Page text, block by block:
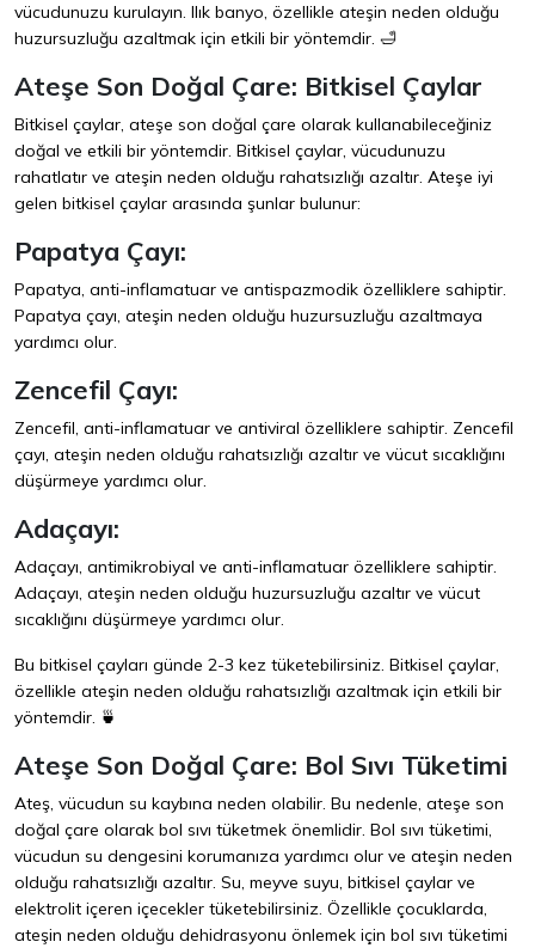
vücudunuzu kurulayın. Ilık banyo, özellikle ateşin neden olduğu
huzursuzluğu azaltmak için etkili bir yöntemdir. 🛁
Ateşe Son Doğal Çare: Bitkisel Çaylar
Bitkisel çaylar, ateşe son doğal çare olarak kullanabileceğiniz
doğal ve etkili bir yöntemdir. Bitkisel çaylar, vücudunuzu
rahatlatır ve ateşin neden olduğu rahatsızlığı azaltır. Ateşe iyi
gelen bitkisel çaylar arasında şunlar bulunur:
Papatya Çayı:
Papatya, anti-inflamatuar ve antispazmodik özelliklere sahiptir.
Papatya çayı, ateşin neden olduğu huzursuzluğu azaltmaya
yardımcı olur.
Zencefil Çayı:
Zencefil, anti-inflamatuar ve antiviral özelliklere sahiptir. Zencefil
çayı, ateşin neden olduğu rahatsızlığı azaltır ve vücut sıcaklığını
düşürmeye yardımcı olur.
Adaçayı:
Adaçayı, antimikrobiyal ve anti-inflamatuar özelliklere sahiptir.
Adaçayı, ateşin neden olduğu huzursuzluğu azaltır ve vücut
sıcaklığını düşürmeye yardımcı olur.
Bu bitkisel çayları günde 2-3 kez tüketebilirsiniz. Bitkisel çaylar,
özellikle ateşin neden olduğu rahatsızlığı azaltmak için etkili bir
yöntemdir. 🍵
Ateşe Son Doğal Çare: Bol Sıvı Tüketimi
Ateş, vücudun su kaybına neden olabilir. Bu nedenle, ateşe son
doğal çare olarak bol sıvı tüketmek önemlidir. Bol sıvı tüketimi,
vücudun su dengesini korumanıza yardımcı olur ve ateşin neden
olduğu rahatsızlığı azaltır. Su, meyve suyu, bitkisel çaylar ve
elektrolit içeren içecekler tüketebilirsiniz. Özellikle çocuklarda,
ateşin neden olduğu dehidrasyonu önlemek için bol sıvı tüketimi